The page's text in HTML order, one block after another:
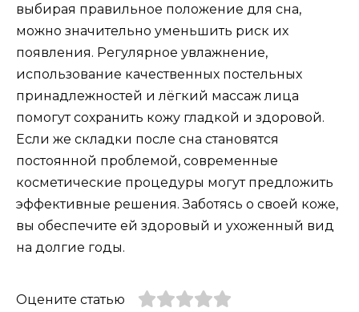
выбирая правильное положение для сна,
можно значительно уменьшить риск их
появления. Регулярное увлажнение,
использование качественных постельных
принадлежностей и лёгкий массаж лица
помогут сохранить кожу гладкой и здоровой.
Если же складки после сна становятся
постоянной проблемой, современные
косметические процедуры могут предложить
эффективные решения. Заботясь о своей коже,
вы обеспечите ей здоровый и ухоженный вид
на долгие годы.
Оцените статью